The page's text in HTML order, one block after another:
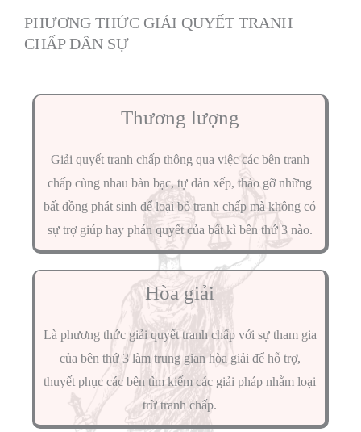
PHƯƠNG THỨC GIẢI QUYẾT TRANH
CHẤP DÂN SỰ
Thương lượng
Giải quyết tranh chấp thông qua việc các bên tranh
chấp cùng nhau bàn bạc, tự dàn xếp, tháo gỡ những
bất đồng phát sinh để loại bỏ tranh chấp mà không có
sự trợ giúp hay phán quyết của bất kì bên thứ 3 nào.
Hòa giải
Là phương thức giải quyết tranh chấp với sự tham gia
của bên thứ 3 làm trung gian hòa giải để hỗ trợ,
thuyết phục các bên tìm kiếm các giải pháp nhằm loại
trừ tranh chấp.